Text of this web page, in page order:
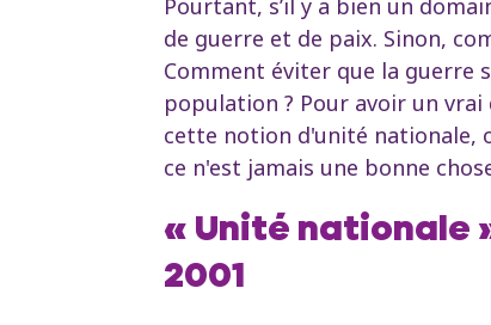
Pourtant, s’il y a bien un
de guerre et de paix. Sinon,
Comment éviter que la guerre
population ? Pour avoir un
cette notion d'unité nationale,
ce n'est jamais une bonne
« Unité nationale
2001